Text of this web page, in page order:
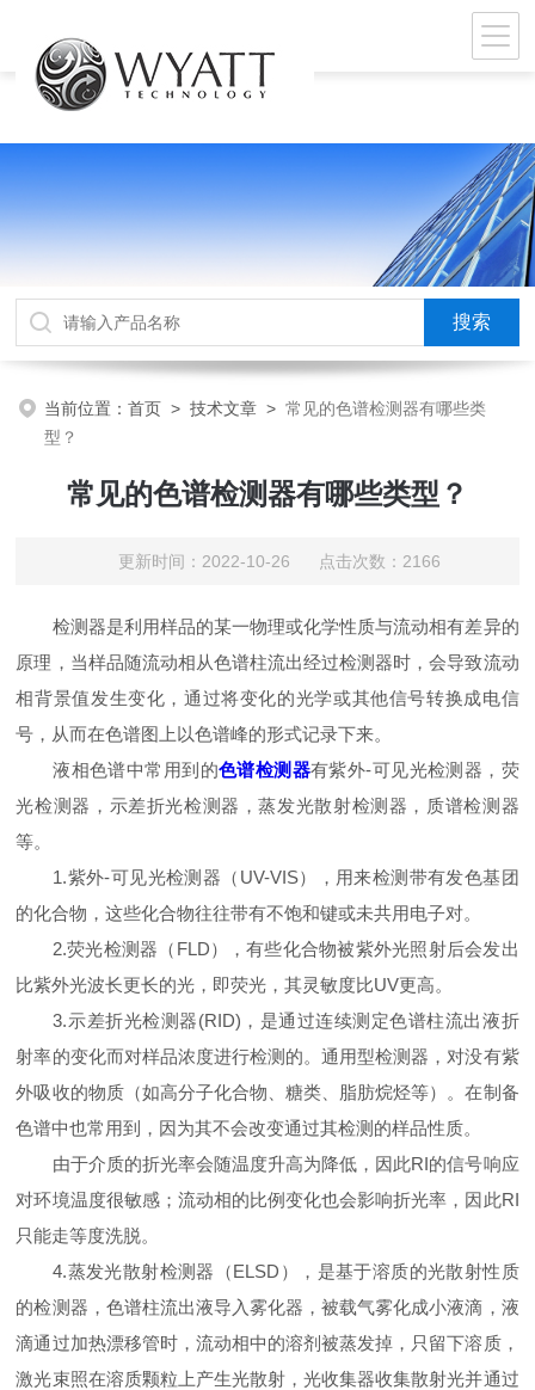
当前位置：首页 >技术文章 >常见的色谱检测器有哪些类
型？
常见的色谱检测器有哪些类型？
更新时间：2022-10-26 点击次数：2166
检测器是利用样品的某一物理或化学性质与流动相有差异的
原理，当样品随流动相从色谱柱流出经过检测器时，会导致流动
相背景值发生变化，通过将变化的光学或其他信号转换成电信
号，从而在色谱图上以色谱峰的形式记录下来。
液相色谱中常用到的色谱检测器有紫外-可见光检测器，荧
光检测器，示差折光检测器，蒸发光散射检测器，质谱检测器
等。
1.紫外-可见光检测器（UV-VIS），用来检测带有发色基团
的化合物，这些化合物往往带有不饱和键或未共用电子对。
2.荧光检测器（FLD），有些化合物被紫外光照射后会发出
比紫外光波长更长的光，即荧光，其灵敏度比UV更高。
3.示差折光检测器(RID)，是通过连续测定色谱柱流出液折
射率的变化而对样品浓度进行检测的。通用型检测器，对没有紫
外吸收的物质（如高分子化合物、糖类、脂肪烷烃等）。在制备
色谱中也常用到，因为其不会改变通过其检测的样品性质。
由于介质的折光率会随温度升高为降低，因此RI的信号响应
对环境温度很敏感；流动相的比例变化也会影响折光率，因此RI
只能走等度洗脱。
4.蒸发光散射检测器（ELSD），是基于溶质的光散射性质
的检测器，色谱柱流出液导入雾化器，被载气雾化成小液滴，液
滴通过加热漂移管时，流动相中的溶剂被蒸发掉，只留下溶质，
激光束照在溶质颗粒上产生光散射，光收集器收集散射光并通过